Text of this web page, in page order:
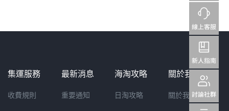
集運服務
收費規則
最新消息
重要通知
海淘攻略
日淘攻略
關於我們
關於我們